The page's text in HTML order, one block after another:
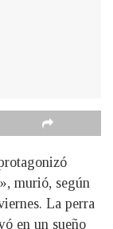
murió, según
La perra
en un sueño